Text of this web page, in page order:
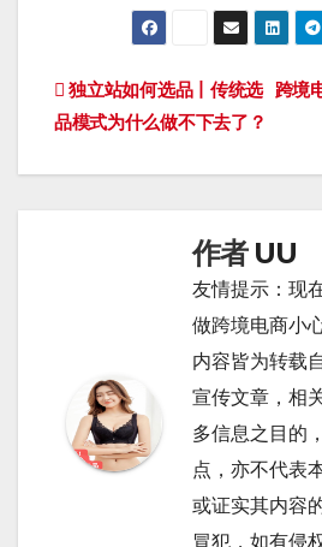
文
章
跨境
独立站如何选品丨传统选
品模式为什么做不下去了？
作者 UU
友情提示：现
做跨境电商小
内容皆为转载
宣传文章，相
多信息之目的
点，亦不代表
或证实其内容
冒犯，如有侵